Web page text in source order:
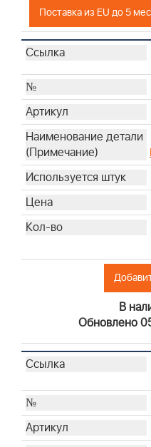
Поставка из EU до 5
В
Обновлено